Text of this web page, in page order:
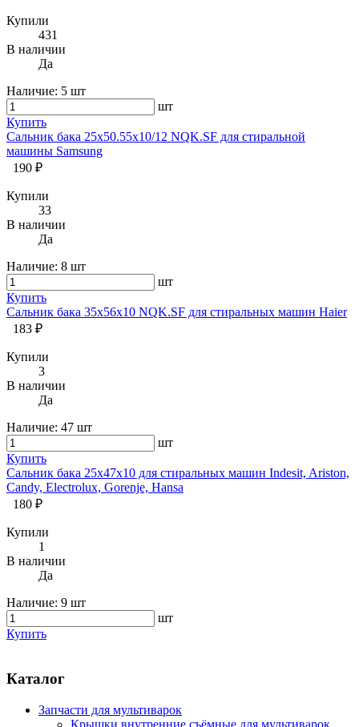
Купили
431
В наличии
Да
Наличие: 5 шт
шт
Купить
Сальник бака 25x50.55x10/12 NQK.SF для стиральной
машины Samsung
190 ₽
Купили
33
В наличии
Да
Наличие: 8 шт
шт
Купить
Сальник бака 35х56х10 NQK.SF для стиральных машин Haier
183 ₽
Купили
3
В наличии
Да
Наличие: 47 шт
шт
Купить
Сальник бака 25х47х10 для стиральных машин Indesit, Ariston,
Candy, Electrolux, Gorenje, Hansa
180 ₽
Купили
1
В наличии
Да
Наличие: 9 шт
шт
Купить
Каталог
Запчасти для мультиварок
Крышки внутренние съёмные для мультиварок